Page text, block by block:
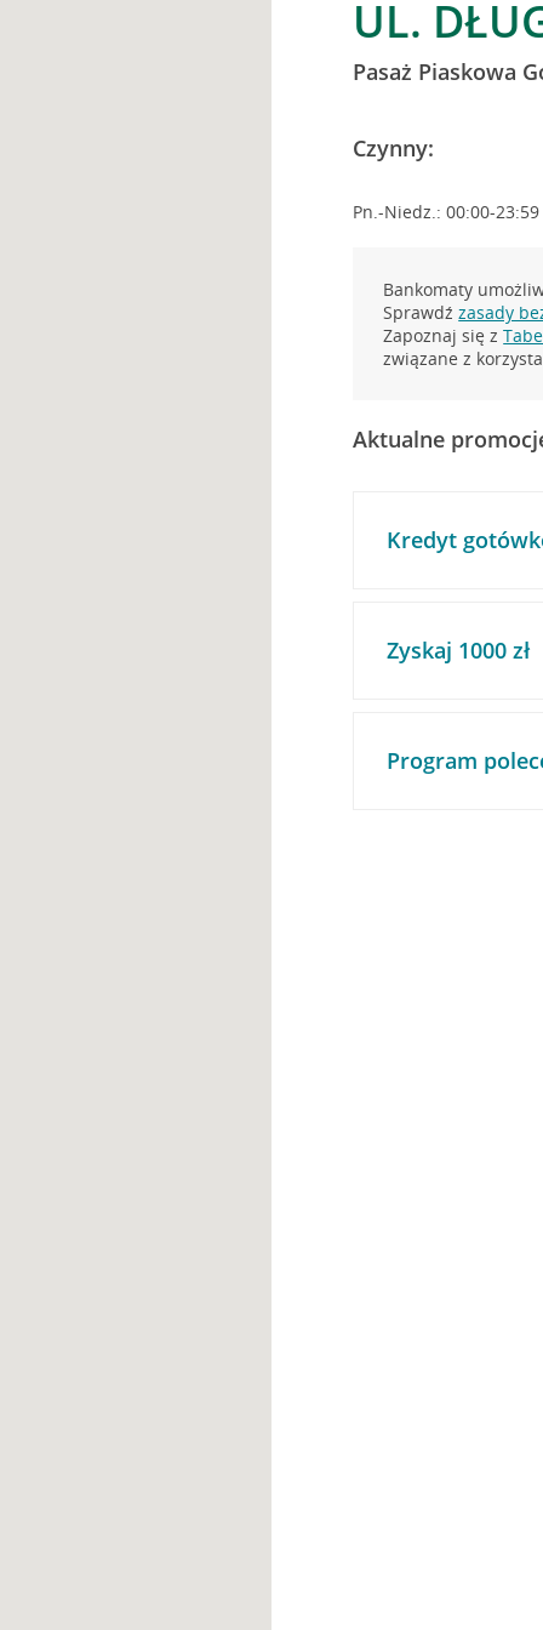
UL.
Pasaż Piaskowa
Czynny:
Pn.-Niedz.: 00:00-23:59
Bankomaty
Sprawdźzasady
Zapoznaj się z
związane z
Aktualne
Kredyt
Zyskaj 1000 zł
Program